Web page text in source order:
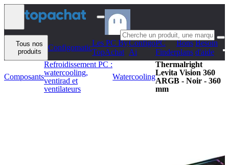
Aller au contenu
Tous nos
produits
Configomatic
Les PC By
TopAchat
Configo
Ai
PC
Finder
Bons
plans
Besoin
d'aide
Composants
Refroidissement PC :
watercooling,
ventirad et
ventilateurs
Watercooling
Thermalright
Levita Vision 360
ARGB - Noir - 360
mm